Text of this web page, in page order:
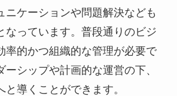
ニケーションや問題解決なども
なっています。普段通りのビジ
率的かつ組織的な管理が必要で
シップや計画的な運営の下、
と導くことができます。